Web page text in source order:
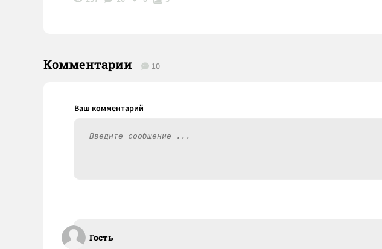
Комментарии 10
Гость